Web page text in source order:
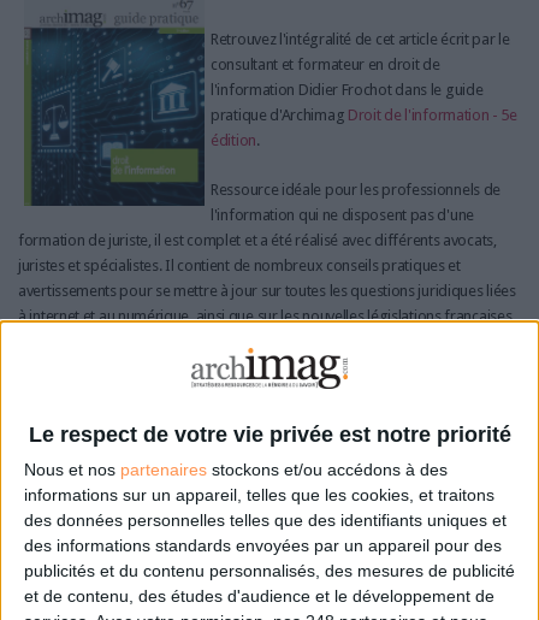
Le respect de votre vie privée est notre priorité
Nous et nos partenaires stockons et/ou accédons à des
informations sur un appareil, telles que les cookies, et traitons
des données personnelles telles que des identifiants uniques et
des informations standards envoyées par un appareil pour des
publicités et du contenu personnalisés, des mesures de publicité
et de contenu, des études d'audience et le développement de
Retrouvez l'intégralité de cet article écrit par le
consultant et formateur en droit de
l'information Didier Frochot dans le guide
pratique d'Archimag Droit de l'information - 5e
édition.
Ressource idéale pour les professionnels de
l'information qui ne disposent pas d'une
formation de juriste, il est complet et a été réalisé avec différents avocats,
juristes et spécialistes. Il contient de nombreux conseils pratiques et
avertissements pour se mettre à jour sur toutes les questions juridiques liées
à internet et au numérique, ainsi que sur les nouvelles législations françaises
>>> Je découvre le sommaire <<<
Sur le même sujet:
Creative Commons : la licence CC0 enfin traduite en français
Comprendre le droit d'auteur : qui est "auteur" ?
Comprendre le droit d’auteur : qu’est-ce qu’une oeuvre ?